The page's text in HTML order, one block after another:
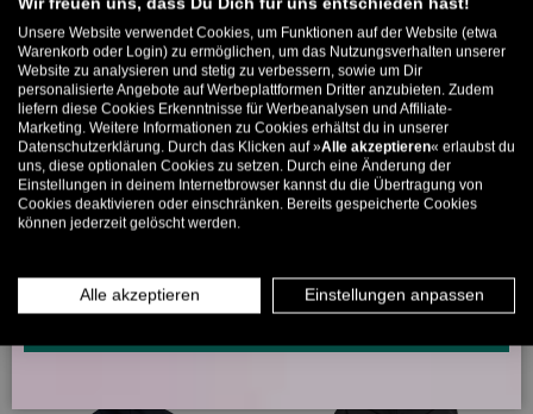
Element
Pizza Kids
59,99 €
OPTIONEN AUSWÄHLEN
DC Shoes
Corpo Raglan Kids
49,99 €
Bis zu 11% Rabatt auf deine erste Bestellung. Aufgepasst: Du
kannst nur 1x wählen! 🤫
5% ab €80 9% ab €100 11% ab €150 🔥
E-Mail
MÄNNER
INFOS ÜBER WHATSAPP? KEIN PROBLEM!
KLICK HIER UND SCHICKE UNS DIE VORGESCHRIEBENE NACHRICHT,
Wir freuen uns, dass Du Dich für uns entschieden hast!
Unsere Website verwendet Cookies, um Funktionen auf der Website (etwa
Warenkorb oder Login) zu ermöglichen, um das Nutzungsverhalten unserer
Website zu analysieren und stetig zu verbessern, sowie um Dir
personalisierte Angebote auf Werbeplattformen Dritter anzubieten. Zudem
liefern diese Cookies Erkenntnisse für Werbeanalysen und Affiliate-
Marketing. Weitere Informationen zu Cookies erhältst du in unserer
Datenschutzerklärung. Durch das Klicken auf »Alle akzeptieren« erlaubst du
uns, diese optionalen Cookies zu setzen. Durch eine Änderung der
Einstellungen in deinem Internetbrowser kannst du die Übertragung von
Cookies deaktivieren oder einschränken. Bereits gespeicherte Cookies
können jederzeit gelöscht werden.
Alle akzeptieren Einstellungen anpassen